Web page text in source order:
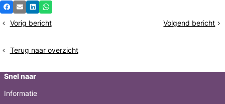
Deel
bericht
Facebook
E-mailLinkedInWhatsapp
Vorig bericht
Hoe
melkvoorraad,
Volgend bericht
Opgeven
Terug naar overzicht
Snel naar
Informatie